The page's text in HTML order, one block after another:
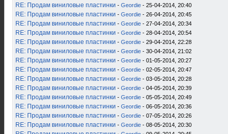
RE: Продам виниловые пластинки - Geordie - 25-04-2014, 20:40
RE: Продам виниловые пластинки - Geordie - 26-04-2014, 20:45
RE: Продам виниловые пластинки - Geordie - 27-04-2014, 20:34
RE: Продам виниловые пластинки - Geordie - 28-04-2014, 20:54
RE: Продам виниловые пластинки - Geordie - 29-04-2014, 22:28
RE: Продам виниловые пластинки - Geordie - 30-04-2014, 21:02
RE: Продам виниловые пластинки - Geordie - 01-05-2014, 20:27
RE: Продам виниловые пластинки - Geordie - 02-05-2014, 20:47
RE: Продам виниловые пластинки - Geordie - 03-05-2014, 20:28
RE: Продам виниловые пластинки - Geordie - 04-05-2014, 20:39
RE: Продам виниловые пластинки - Geordie - 05-05-2014, 20:49
RE: Продам виниловые пластинки - Geordie - 06-05-2014, 20:36
RE: Продам виниловые пластинки - Geordie - 07-05-2014, 20:26
RE: Продам виниловые пластинки - Geordie - 08-05-2014, 20:30